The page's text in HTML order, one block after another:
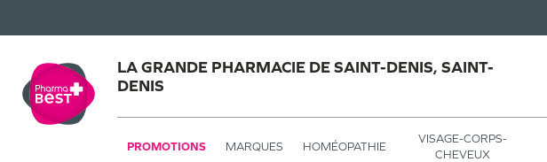
LA GRANDE PHARMACIE DE SAINT-DENIS, SAINT-
DENIS
PROMOTIONS MARQUES HOMÉOPATHIE
VISAGE-CORPS-
CHEVEUX